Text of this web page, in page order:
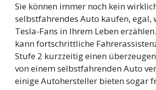
Sie können immer noch kein
selbstfahrendes Auto kaufen, egal,
Tesla-Fans in Ihrem Leben
kann fortschrittliche
Stufe 2 kurzzeitig einen
von einem selbstfahrenden Auto
einige Autohersteller bieten sogar